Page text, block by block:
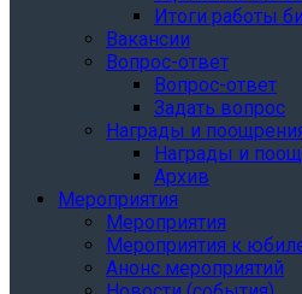
Итоги работы
Вакансии
Вопрос-ответ
Вопрос-ответ
Задать вопрос
Награды и
Награды и
Архив
Мероприятия
Мероприятия
Мероприятия к
Анонс мероприятий